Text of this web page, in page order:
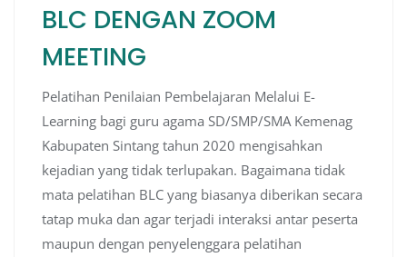
BLC DENGAN ZOOM
MEETING
Pelatihan Penilaian Pembelajaran Melalui E-
Learning bagi guru agama SD/SMP/SMA Kemenag
Kabupaten Sintang tahun 2020 mengisahkan
kejadian yang tidak terlupakan. Bagaimana tidak
mata pelatihan BLC yang biasanya diberikan secara
tatap muka dan agar terjadi interaksi antar peserta
maupun dengan penyelenggara pelatihan